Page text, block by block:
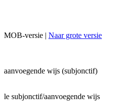
MOB-versie | Naar grote versie
aanvoegende wijs (subjonctif)
le subjonctif/aanvoegende wijs